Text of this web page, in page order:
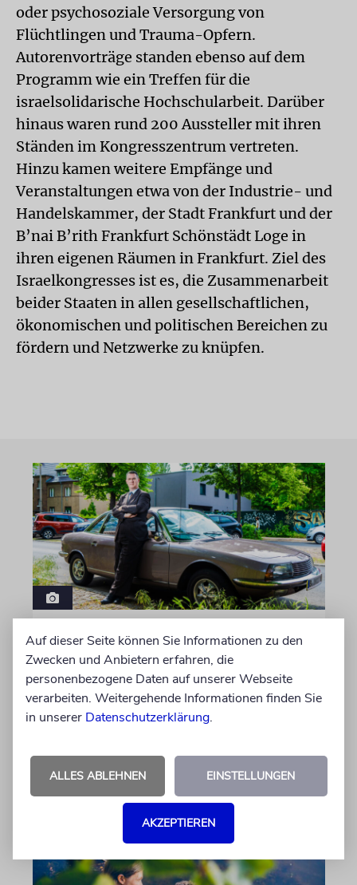
oder psychosoziale Versorgung von
Flüchtlingen und Trauma-Opfern.
Autorenvorträge standen ebenso auf dem
Programm wie ein Treffen für die
israelsolidarische Hochschularbeit. Darüber
hinaus waren rund 200 Aussteller mit ihren
Ständen im Kongresszentrum vertreten.
Hinzu kamen weitere Empfänge und
Veranstaltungen etwa von der Industrie- und
Handelskammer, der Stadt Frankfurt und der
B’nai B’rith Frankfurt Schönstädt Loge in
ihren eigenen Räumen in Frankfurt. Ziel des
Israelkongresses ist es, die Zusammenarbeit
beider Staaten in allen gesellschaftlichen,
ökonomischen und politischen Bereichen zu
fördern und Netzwerke zu knüpfen.
Stil auf Rädern
Der Swing-Musiker Andrej Hermlin sammelt
Oldtimer – und fährt sie, statt sie nur in der
Garage zu bewundern. Ein Besuch in Pankow
von Imanuel Marcus
Auf dieser Seite können Sie Informationen zu den
Zwecken und Anbietern erfahren, die
personenbezogene Daten auf unserer Webseite
verarbeiten. Weitergehende Informationen finden Sie
in unserer Datenschutzerklärung.
ALLES ABLEHNEN EINSTELLUNGEN
AKZEPTIEREN